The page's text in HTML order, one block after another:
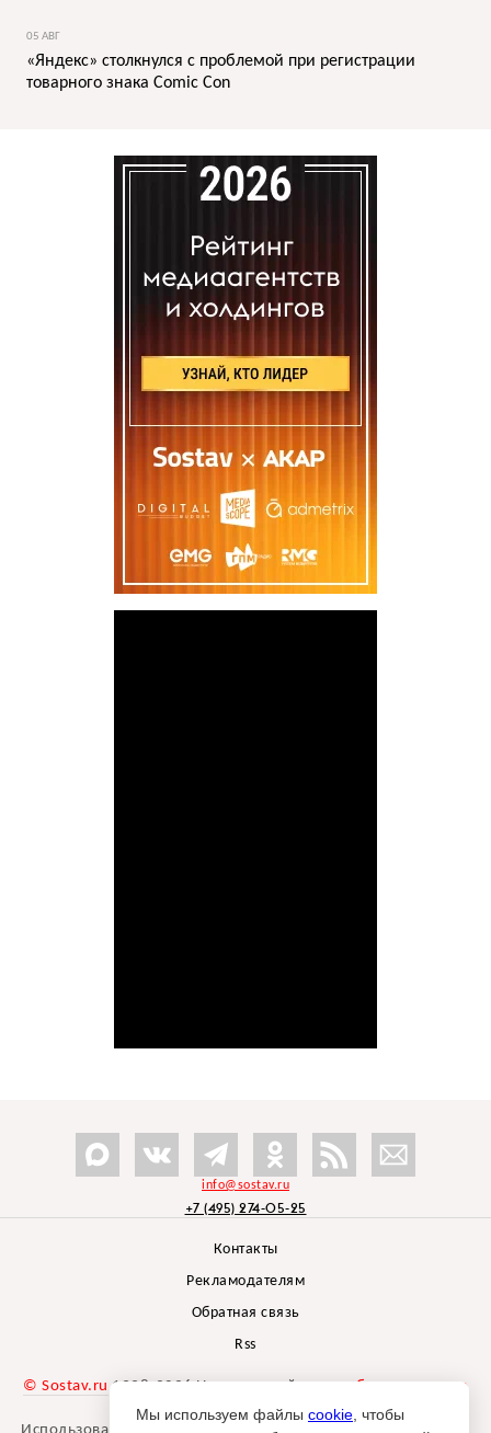
05 АВГ
«Яндекс» столкнулся с проблемой при регистрации
товарного знака Comic Con
info@sostav.ru
+7 (495) 274-05-25
Контакты
Рекламодателям
Обратная связь
Rss
© Sostav.ru 1998-2026 Независимый проектбрендингового
агентства Depot
Мы используем файлы cookie , чтобы